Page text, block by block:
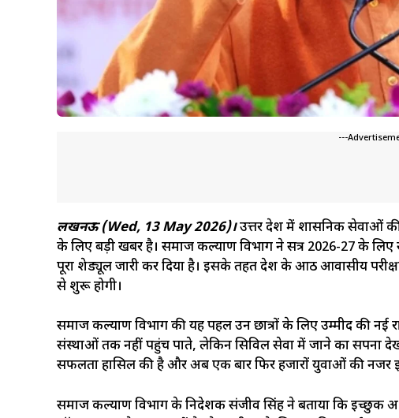
---
लखनऊ (Wed, 13 May 2026)।उत्तर प्रदेश में प्रशासनिक
के लिए बड़ी खबर है। समाज कल्याण विभाग ने सत्र 2026-27 के लिए
पूरा शेड्यूल जारी कर दिया है। इसके तहत प्रदेश के आठ आवासीय परीक्षा
से शुरू होगी।
समाज कल्याण विभाग की यह पहल उन छात्रों के लिए उम्मीद की नई
संस्थाओं तक नहीं पहुंच पाते, लेकिन सिविल सेवा में जाने का सपना
सफलता हासिल की है और अब एक बार फिर हजारों युवाओं की नजर
समाज कल्याण विभाग के निदेशक संजीव सिंह ने बताया कि इच्छुक